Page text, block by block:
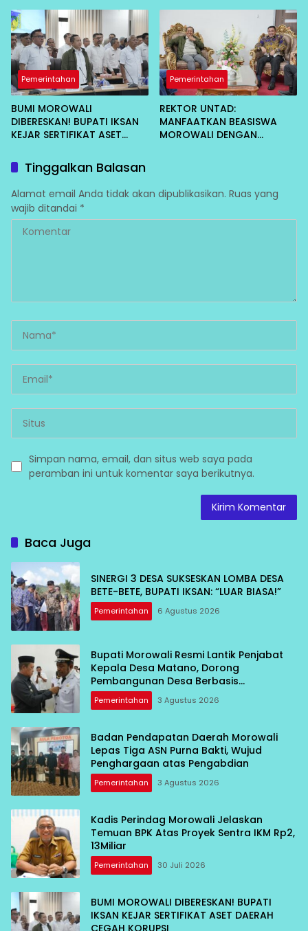
Pengabdian
Pemerintahan
BUMI MOROWALI
DIBERESKAN! BUPATI IKSAN
KEJAR SERTIFIKAT ASET
Pemerintahan
REKTOR UNTAD:
MANFAATKAN BEASISWA
MOROWALI DENGAN
Tinggalkan Balasan
Alamat email Anda tidak akan dipublikasikan. Ruas yang
wajib ditandai *
Simpan nama, email, dan situs web saya pada
peramban ini untuk komentar saya berikutnya.
Baca Juga
SINERGI 3 DESA SUKSESKAN LOMBA DESA
BETE-BETE, BUPATI IKSAN: “LUAR BIASA!”
Pemerintahan 6 Agustus 2026
Bupati Morowali Resmi Lantik Penjabat
Kepala Desa Matano, Dorong
Pembangunan Desa Berbasis
Kebersamaan
Pemerintahan 3 Agustus 2026
Badan Pendapatan Daerah Morowali
Lepas Tiga ASN Purna Bakti, Wujud
Penghargaan atas Pengabdian
Pemerintahan 3 Agustus 2026
Kadis Perindag Morowali Jelaskan
Temuan BPK Atas Proyek Sentra IKM Rp2,
13Miliar
Pemerintahan 30 Juli 2026
BUMI MOROWALI DIBERESKAN! BUPATI
IKSAN KEJAR SERTIFIKAT ASET DAERAH
CEGAH KORUPSI